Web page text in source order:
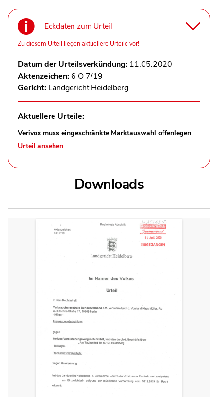
Eckdaten zum Urteil
Zu diesem Urteil liegen aktuellere Urteile vor!
Datum der Urteilsverkündung: 11.05.2020
Aktenzeichen: 6 O 7/19
Gericht: Landgericht Heidelberg
Aktuellere Urteile:
Verivox muss eingeschränkte Marktauswahl offenlegen
Urteil ansehen
Downloads